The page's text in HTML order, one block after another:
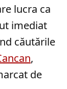
lucra ca
imediat
căutările
,
de